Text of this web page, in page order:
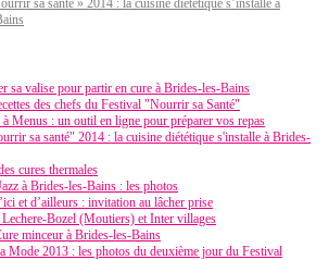
sa santé » 2014 : la cuisine diététique s’installe à
sa valise pour partir en cure à Brides-les-Bains
des chefs du Festival "Nourrir sa Santé"
Menus : un outil en ligne pour préparer vos repas
sa santé" 2014 : la cuisine diététique s'installe à Brides-
cures thermales
à Brides-les-Bains : les photos
et d’ailleurs : invitation au lâcher prise
Bozel (Moutiers) et Inter villages
minceur à Brides-les-Bains
Mode 2013 : les photos du deuxième jour du Festival